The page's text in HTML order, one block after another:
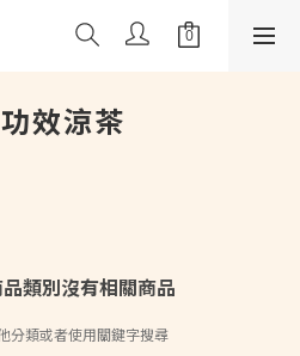
效涼茶
類別沒有相關商品
分類或者使用關鍵字搜尋